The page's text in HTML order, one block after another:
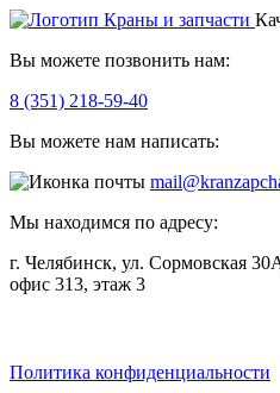
Вы можете позвонить нам:
8 (351) 218-59-40
Вы можете нам написать:
Мы находимся по адресу:
г. Челябинск, ул. Сормовская
офис 313, этаж 3
Политика конфиденциальности